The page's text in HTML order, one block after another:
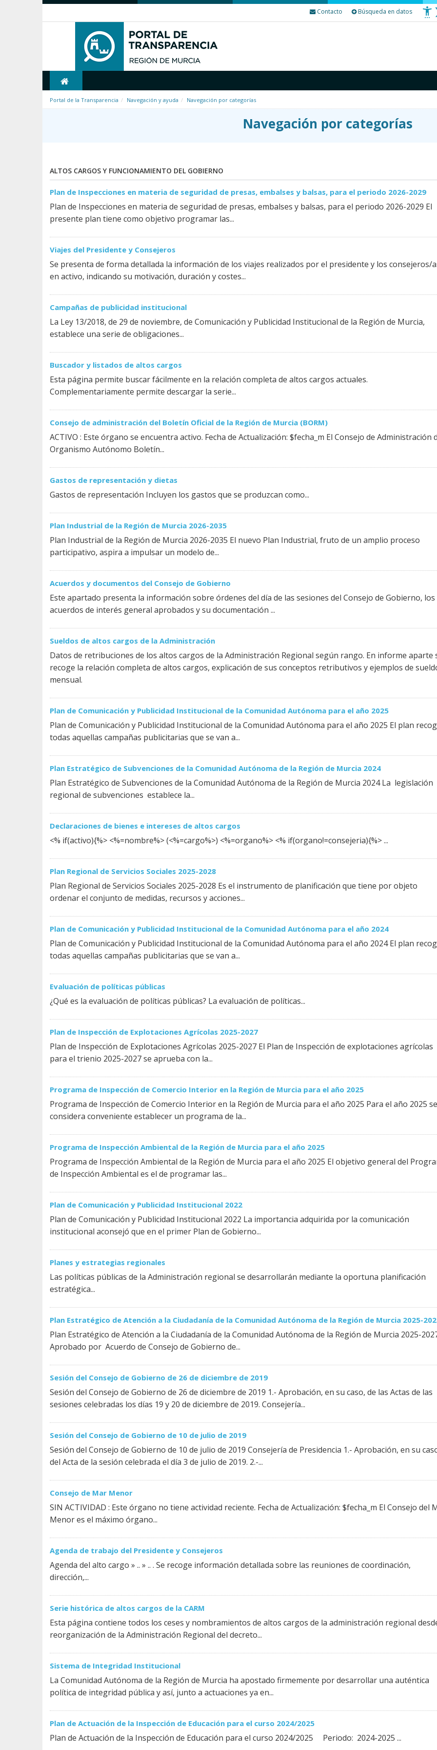
Saltar al contenido
Contacto Búsqueda en datos
Portal de la Transparencia Navegación y ayuda Navegación por categorías
Navegación por categorías
ALTOS CARGOS Y FUNCIONAMIENTO DEL GOBIERNO
Plan de Inspecciones en materia de seguridad de presas, embalses y balsas, para el periodo 2026-2029
Plan de Inspecciones en materia de seguridad de presas, embalses y balsas, para el periodo 2026-2029 El
presente plan tiene como objetivo programar las...
Viajes del Presidente y Consejeros
Se presenta de forma detallada la información de los viajes realizados por el presidente y los consejeros/
en activo, indicando su motivación, duración y costes...
Campañas de publicidad institucional
La Ley 13/2018, de 29 de noviembre, de Comunicación y Publicidad Institucional de la Región de Murcia,
establece una serie de obligaciones...
Buscador y listados de altos cargos
Esta página permite buscar fácilmente en la relación completa de altos cargos actuales.
Complementariamente permite descargar la serie...
Consejo de administración del Boletín Oficial de la Región de Murcia (BORM)
ACTIVO : Este órgano se encuentra activo. Fecha de Actualización: $fecha_m El Consejo de Administración
Organismo Autónomo Boletín...
Gastos de representación y dietas
Gastos de representación Incluyen los gastos que se produzcan como...
Plan Industrial de la Región de Murcia 2026-2035
Plan Industrial de la Región de Murcia 2026-2035 El nuevo Plan Industrial, fruto de un amplio proceso
participativo, aspira a impulsar un modelo de...
Acuerdos y documentos del Consejo de Gobierno
Este apartado presenta la información sobre órdenes del día de las sesiones del Consejo de Gobierno, los
acuerdos de interés general aprobados y su documentación ...
Sueldos de altos cargos de la Administración
Datos de retribuciones de los altos cargos de la Administración Regional según rango. En informe aparte
recoge la relación completa de altos cargos, explicación de sus conceptos retributivos y ejemplos de
mensual.
Plan de Comunicación y Publicidad Institucional de la Comunidad Autónoma para el año 2025
Plan de Comunicación y Publicidad Institucional de la Comunidad Autónoma para el año 2025 El plan
todas aquellas campañas publicitarias que se van a...
Plan Estratégico de Subvenciones de la Comunidad Autónoma de la Región de Murcia 2024
Plan Estratégico de Subvenciones de la Comunidad Autónoma de la Región de Murcia 2024 La legislación
regional de subvenciones establece la...
Declaraciones de bienes e intereses de altos cargos
<% if(activo){%> <%=nombre%> (<%=cargo%>) <%=organo%> <% if(organo!=consejeria){%> ...
Plan Regional de Servicios Sociales 2025-2028
Plan Regional de Servicios Sociales 2025-2028 Es el instrumento de planificación que tiene por objeto
ordenar el conjunto de medidas, recursos y acciones...
Plan de Comunicación y Publicidad Institucional de la Comunidad Autónoma para el año 2024
Plan de Comunicación y Publicidad Institucional de la Comunidad Autónoma para el año 2024 El plan
todas aquellas campañas publicitarias que se van a...
Evaluación de políticas públicas
¿Qué es la evaluación de políticas públicas? La evaluación de políticas...
Plan de Inspección de Explotaciones Agrícolas 2025-2027
Plan de Inspección de Explotaciones Agrícolas 2025-2027 El Plan de Inspección de explotaciones agrícolas
para el trienio 2025-2027 se aprueba con la...
Programa de Inspección de Comercio Interior en la Región de Murcia para el año 2025
Programa de Inspección de Comercio Interior en la Región de Murcia para el año 2025 Para el año 2025 se
considera conveniente establecer un programa de la...
Programa de Inspección Ambiental de la Región de Murcia para el año 2025
Programa de Inspección Ambiental de la Región de Murcia para el año 2025 El objetivo general del
de Inspección Ambiental es el de programar las...
Plan de Comunicación y Publicidad Institucional 2022
Plan de Comunicación y Publicidad Institucional 2022 La importancia adquirida por la comunicación
institucional aconsejó que en el primer Plan de Gobierno...
Planes y estrategias regionales
Las políticas públicas de la Administración regional se desarrollarán mediante la oportuna planificación
estratégica...
Plan Estratégico de Atención a la Ciudadanía de la Comunidad Autónoma de la Región de Murcia 2025-
Plan Estratégico de Atención a la Ciudadanía de la Comunidad Autónoma de la Región de Murcia 2025-
Aprobado por Acuerdo de Consejo de Gobierno de...
Sesión del Consejo de Gobierno de 26 de diciembre de 2019
Sesión del Consejo de Gobierno de 26 de diciembre de 2019 1.- Aprobación, en su caso, de las Actas de las
sesiones celebradas los días 19 y 20 de diciembre de 2019. Consejería...
Sesión del Consejo de Gobierno de 10 de julio de 2019
Sesión del Consejo de Gobierno de 10 de julio de 2019 Consejería de Presidencia 1.- Aprobación, en su
del Acta de la sesión celebrada el día 3 de julio de 2019. 2.-...
Consejo de Mar Menor
SIN ACTIVIDAD : Este órgano no tiene actividad reciente. Fecha de Actualización: $fecha_m El Consejo del
Menor es el máximo órgano...
Agenda de trabajo del Presidente y Consejeros
Agenda del alto cargo » .. » .. . Se recoge información detallada sobre las reuniones de coordinación,
dirección,...
Serie histórica de altos cargos de la CARM
Esta página contiene todos los ceses y nombramientos de altos cargos de la administración regional
reorganización de la Administración Regional del decreto...
Sistema de Integridad Institucional
La Comunidad Autónoma de la Región de Murcia ha apostado firmemente por desarrollar una auténtica
política de integridad pública y así, junto a actuaciones ya en...
Plan de Actuación de la Inspección de Educación para el curso 2024/2025
Plan de Actuación de la Inspección de Educación para el curso 2024/2025 Periodo: 2024-2025 ...